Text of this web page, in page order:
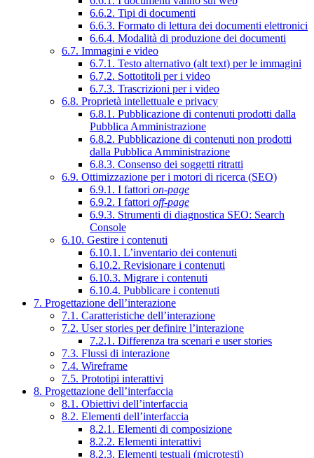
6.6.2. Tipi di documenti
6.6.3. Formato di lettura dei documenti elettronici
6.6.4. Modalità di produzione dei documenti
6.7. Immagini e video
6.7.1. Testo alternativo (alt text) per le immagini
6.7.2. Sottotitoli per i video
6.7.3. Trascrizioni per i video
6.8. Proprietà intellettuale e privacy
6.8.1. Pubblicazione di contenuti prodotti dalla
Pubblica Amministrazione
6.8.2. Pubblicazione di contenuti non prodotti
dalla Pubblica Amministrazione
6.8.3. Consenso dei soggetti ritratti
6.9. Ottimizzazione per i motori di ricerca (SEO)
6.9.1. I fattori on-page
6.9.2. I fattori off-page
6.9.3. Strumenti di diagnostica SEO: Search
Console
6.10. Gestire i contenuti
6.10.1. L’inventario dei contenuti
6.10.2. Revisionare i contenuti
6.10.3. Migrare i contenuti
6.10.4. Pubblicare i contenuti
7. Progettazione dell’interazione
7.1. Caratteristiche dell’interazione
7.2. User stories per definire l’interazione
7.2.1. Differenza tra scenari e user stories
7.3. Flussi di interazione
7.4. Wireframe
7.5. Prototipi interattivi
8. Progettazione dell’interfaccia
8.1. Obiettivi dell’interfaccia
8.2. Elementi dell’interfaccia
8.2.1. Elementi di composizione
8.2.2. Elementi interattivi
8.2.3. Elementi testuali (microtesti)